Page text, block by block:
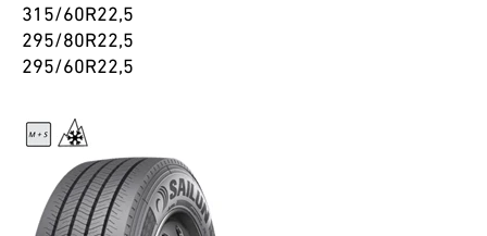
315/60R22,5
295/80R22,5
295/60R22,5